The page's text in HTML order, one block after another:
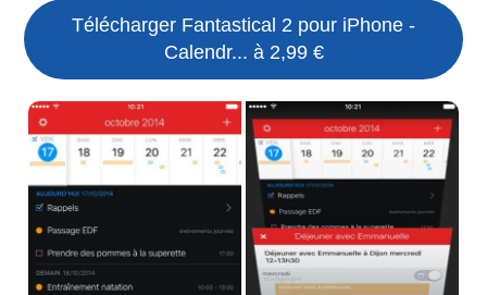
Télécharger Fantastical 2 pour iPhone -
Calendr... à 2,99 €